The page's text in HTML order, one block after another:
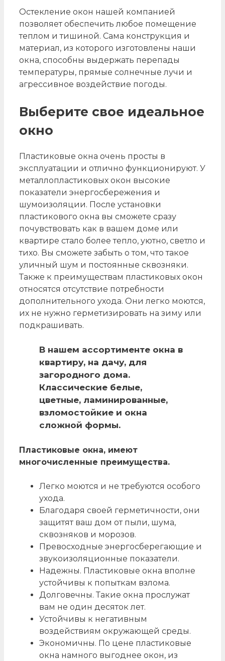
Остекление окон нашей компанией
позволяет обеспечить любое помещение
теплом и тишиной. Сама конструкция и
материал, из которого изготовлены наши
окна, способны выдержать перепады
температуры, прямые солнечные лучи и
агрессивное воздействие погоды.
Выберите свое идеальное
окно
Пластиковые окна очень просты в
эксплуатации и отлично функционируют. У
металлопластиковых окон высокие
показатели энергосбережения и
шумоизоляции. После установки
пластикового окна вы сможете сразу
почувствовать как в вашем доме или
квартире стало более тепло, уютно, светло и
тихо. Вы сможете забыть о том, что такое
уличный шум и постоянные сквозняки.
Также к преимуществам пластиковых окон
относятся отсутствие потребности
дополнительного ухода. Они легко моются,
их не нужно герметизировать на зиму или
подкрашивать.
В нашем ассортименте окна в
квартиру, на дачу, для
загородного дома.
Классические белые,
цветные, ламинированные,
взломостойкие и окна
сложной формы.
Пластиковые окна, имеют
многочисленные преимущества.
Легко моются и не требуются особого
ухода.
Благодаря своей герметичности, они
защитят ваш дом от пыли, шума,
сквозняков и морозов.
Превосходные энергосберегающие и
звукоизоляционные показатели.
Надежны. Пластиковые окна вполне
устойчивы к попыткам взлома.
Долговечны. Такие окна прослужат
вам не один десяток лет.
Устойчивы к негативным
воздействиям окружающей среды.
Экономичны. По цене пластиковые
окна намного выгоднее окон, из